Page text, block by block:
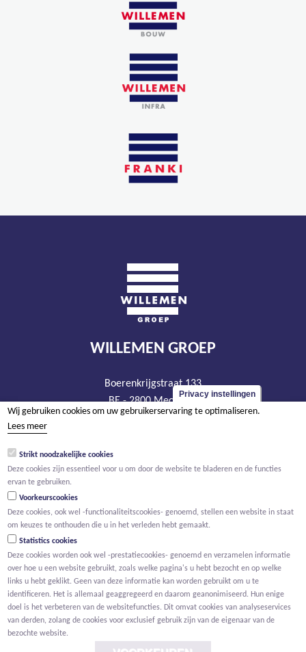
WILLEMEN GROEP
Boerenkrijgstraat 133
BE - 2800 Mechelen
tel +32 15 569 965
BTW BE 0466.256.432
Privacy instellingen
Wij gebruiken cookies om uw gebruikerservaring te optimaliseren.
Lees meer
Strikt noodzakelijke cookies
Deze cookies zijn essentieel voor u om door de website te bladeren en de functies
ervan te gebruiken.
Voorkeurscookies
Deze cookies, ook wel -functionaliteitscookies- genoemd, stellen een website in staat
om keuzes te onthouden die u in het verleden hebt gemaakt.
Statistics cookies
Deze cookies worden ook wel -prestatiecookies- genoemd en verzamelen informatie
over hoe u een website gebruikt, zoals welke pagina's u hebt bezocht en op welke
links u hebt geklikt. Geen van deze informatie kan worden gebruikt om u te
identificeren. Het is allemaal geaggregeerd en daarom geanonimiseerd. Hun enige
doel is het verbeteren van de websitefuncties. Dit omvat cookies van analyseservices
van derden, zolang de cookies voor exclusief gebruik zijn van de eigenaar van de
bezochte website.